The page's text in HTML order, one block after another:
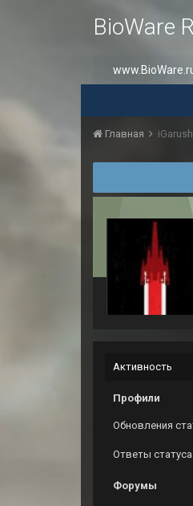
BioWare
Главная
Активность
Профили
Обновления
Ответы статуса
Форумы